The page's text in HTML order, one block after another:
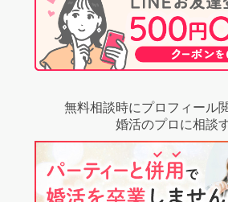
無料相談時にプロフィール
婚活のプロに相談